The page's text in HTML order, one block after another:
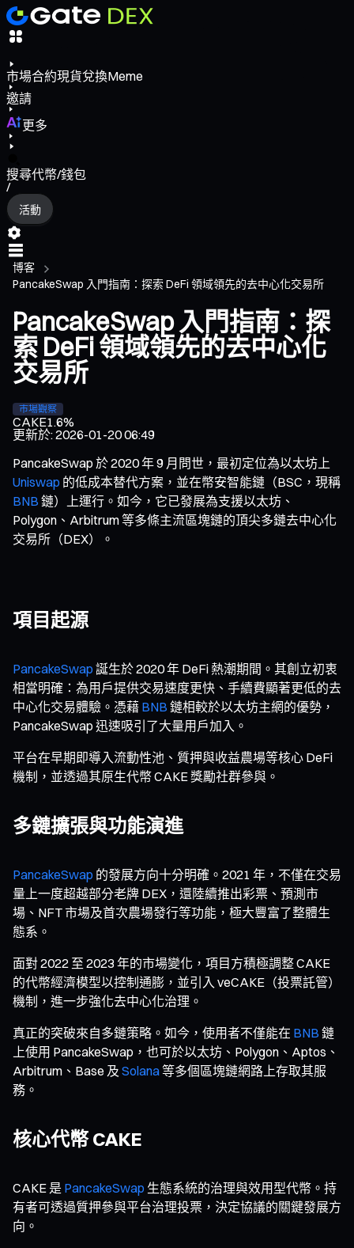
市場合約現貨兌換Meme
邀請
更多
搜尋代幣/錢包
/
活動
博客
PancakeSwap 入門指南：探索 DeFi 領域領先的去中心化交易所
PancakeSwap 入門指南：探
索 DeFi 領域領先的去中心化
交易所
市場觀察
CAKE1.6%
更新於:2026-01-20 06:49
PancakeSwap 於 2020 年 9 月問世，最初定位為以太坊上
Uniswap 的低成本替代方案，並在幣安智能鏈（BSC，現稱
BNB 鏈）上運行。如今，它已發展為支援以太坊、
Polygon、Arbitrum 等多條主流區塊鏈的頂尖多鏈去中心化
交易所（DEX）。
項目起源
PancakeSwap 誕生於 2020 年 DeFi 熱潮期間。其創立初衷
相當明確：為用戶提供交易速度更快、手續費顯著更低的去
中心化交易體驗。憑藉 BNB 鏈相較於以太坊主網的優勢，
PancakeSwap 迅速吸引了大量用戶加入。
平台在早期即導入流動性池、質押與收益農場等核心 DeFi
機制，並透過其原生代幣 CAKE 獎勵社群參與。
多鏈擴張與功能演進
PancakeSwap 的發展方向十分明確。2021 年，不僅在交易
量上一度超越部分老牌 DEX，還陸續推出彩票、預測市
場、NFT 市場及首次農場發行等功能，極大豐富了整體生
態系。
面對 2022 至 2023 年的市場變化，項目方積極調整 CAKE
的代幣經濟模型以控制通膨，並引入 veCAKE（投票託管）
機制，進一步強化去中心化治理。
真正的突破來自多鏈策略。如今，使用者不僅能在 BNB 鏈
上使用 PancakeSwap，也可於以太坊、Polygon、Aptos、
Arbitrum、Base 及 Solana等多個區塊鏈網路上存取其服
務。
核心代幣 CAKE
CAKE 是 PancakeSwap 生態系統的治理與效用型代幣。持
有者可透過質押參與平台治理投票，決定協議的關鍵發展方
向。